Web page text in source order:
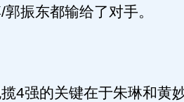
振东都输给了对手。
强的关键在于朱琳和黄